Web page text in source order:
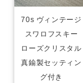
70s ヴィンテージ
スワロフスキー
ローズクリスタル
真鍮製セッティン
グ付き